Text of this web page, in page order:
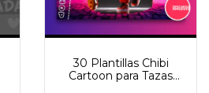
30 Plantillas Chibi
Cartoon para Tazas